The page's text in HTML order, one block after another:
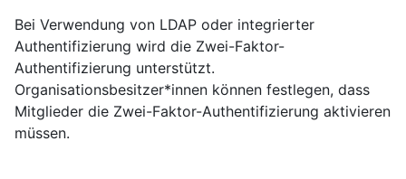
Bei Verwendung von LDAP oder integrierter
Authentifizierung wird die Zwei-Faktor-
Authentifizierung unterstützt.
Organisationsbesitzer*innen können festlegen, dass
Mitglieder die Zwei-Faktor-Authentifizierung aktivieren
müssen.